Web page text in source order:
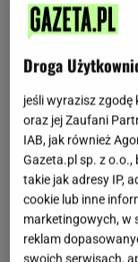
Droga
jeśli wyrazisz zgodę
oraz jej Zaufani
IAB, jak również
Gazeta.pl sp. z
takie jak adresy IP,
cookie lub inne
marketingowych, w
reklam